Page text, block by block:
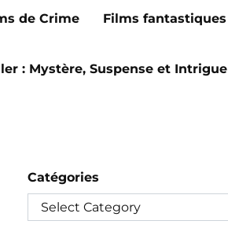
de Crime Films fantastiques
: Mystère, Suspense et Intrigue
Catégories